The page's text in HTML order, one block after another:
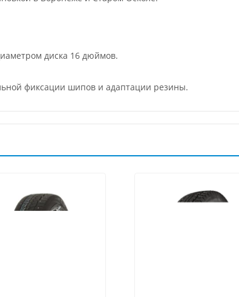
диска 16 дюймов.
фиксации шипов и адаптации резины.